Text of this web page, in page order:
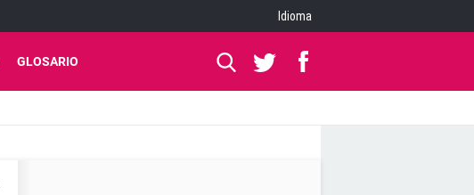
Idioma
GLOSARIO